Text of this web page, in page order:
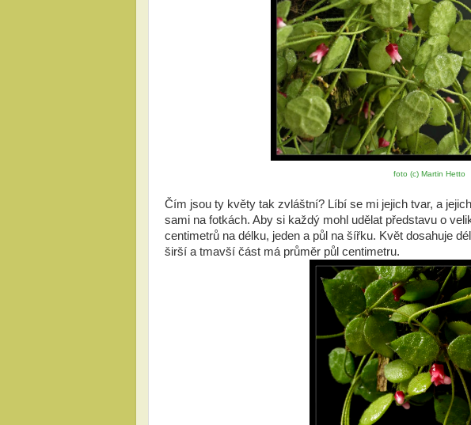
foto (c) Martin Hetto
Čím jsou ty květy tak zvláštní? Líbí se mi jejich tvar, a
sami na fotkách. Aby si každý mohl udělat představu o
centimetrů na délku, jeden a půl na šířku. Květ dosahuje
širší a tmavší část má průměr půl centimetru.